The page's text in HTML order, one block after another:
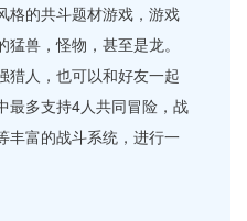
格的共斗题材游戏，游戏
兽，怪物，甚至是龙。
猎人，也可以和好友一起
最多支持4人共同冒险，战
丰富的战斗系统，进行一